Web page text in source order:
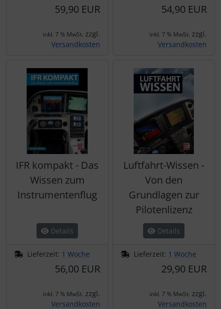
59,90 EUR
inkl. 7 % MwSt. zzgl.
Versandkosten
54,90 EUR
inkl. 7 % MwSt. zzgl.
Versandkosten
IFR kompakt - Das
Wissen zum
Instrumentenflug
Details
Lieferzeit: 1 Woche
56,00 EUR
inkl. 7 % MwSt. zzgl.
Versandkosten
Luftfahrt-Wissen -
Von den
Grundlagen zur
Pilotenlizenz
Details
Lieferzeit: 1 Woche
29,90 EUR
inkl. 7 % MwSt. zzgl.
Versandkosten